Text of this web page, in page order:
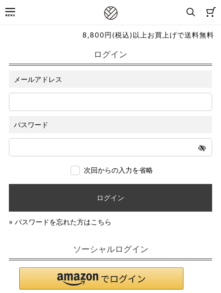
8,800円(税込)以上お買上げで送料無料
ログイン
メールアドレス
パスワード
次回からの入力を省略
ログイン
» パスワードを忘れた方はこちら
ソーシャルログイン